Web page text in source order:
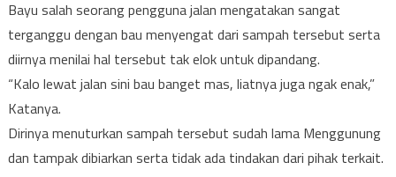
Bayu salah seorang pengguna jalan mengatakan sangat
terganggu dengan bau menyengat dari sampah tersebut serta
diirnya menilai hal tersebut tak elok untuk dipandang.
“Kalo lewat jalan sini bau banget mas, liatnya juga ngak enak,”
Katanya.
Dirinya menuturkan sampah tersebut sudah lama Menggunung
dan tampak dibiarkan serta tidak ada tindakan dari pihak terkait.